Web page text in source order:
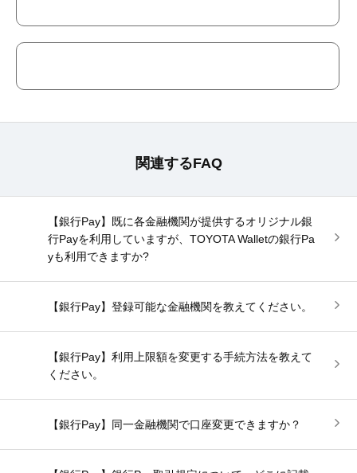
関連するFAQ
【銀行Pay】既に各金融機関が提供するオリジナル銀
行Payを利用していますが、TOYOTA Walletの銀行Pa
yも利用できますか?
【銀行Pay】登録可能な金融機関を教えてください。
【銀行Pay】利用上限額を変更する手続方法を教えて
ください。
【銀行Pay】同一金融機関で口座変更できますか？